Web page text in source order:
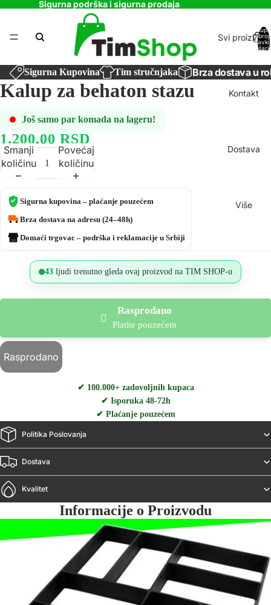
Sigurna podrška i sigurna prodaja
Svi proizvodi
Kontakt
Dostava
Više
broj
stavki
Sigurna Kupovina Tim stručnjaka Brza dostava u
Kalup za behaton stazu
Još samo par komada na lageru!
1,200.00 RSD
Smanji
količinu
Povećaj
količinu
Sigurna kupovina – plaćanje pouzećem
Brza dostava na adresu (24–48h)
Domaći trgovac – podrška i reklamacije u Srbiji
43 ljudi trenutno gleda ovaj proizvod na TIM SHOP-u
Rasprodano
Platite pouzećem
Rasprodano
✔ 100.000+ zadovoljnih kupaca
✔ Isporuka 48-72h
✔ Plaćanje pouzećem
Politika Poslovanja
Dostava
Kvalitet
Informacije o Proizvodu